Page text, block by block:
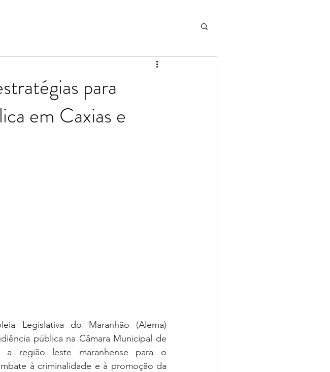
para
em Caxias e
Legislativa do Maranhão (Alema)
pública na Câmara Municipal de
região leste maranhense para o
à criminalidade e à promoção da